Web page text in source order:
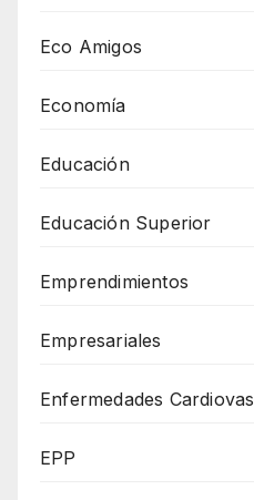
Eco Amigos
Economía
Educación
Educación Superior
Emprendimientos
Empresariales
Enfermedades
EPP